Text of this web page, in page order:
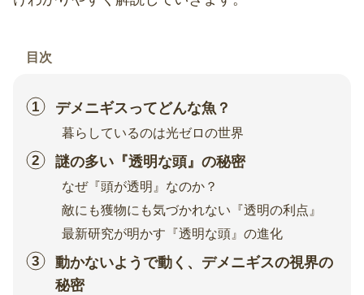
目次
デメニギスってどんな魚？
暮らしているのは光ゼロの世界
謎の多い『透明な頭』の秘密
なぜ『頭が透明』なのか？
敵にも獲物にも気づかれない『透明の利点』
最新研究が明かす『透明な頭』の進化
動かないようで動く、デメニギスの視界の
秘密